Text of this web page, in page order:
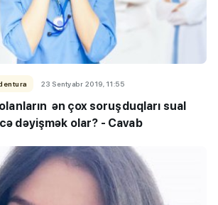
23 Sentyabr 2019, 11:55
ən çox soruşduqları sual
dəyişmək olar? - Cavab